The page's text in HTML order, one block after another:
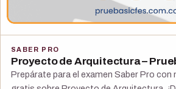
SABER PRO
Proyecto de Arquitectura –
Prepárate para el examen Saber Pro con